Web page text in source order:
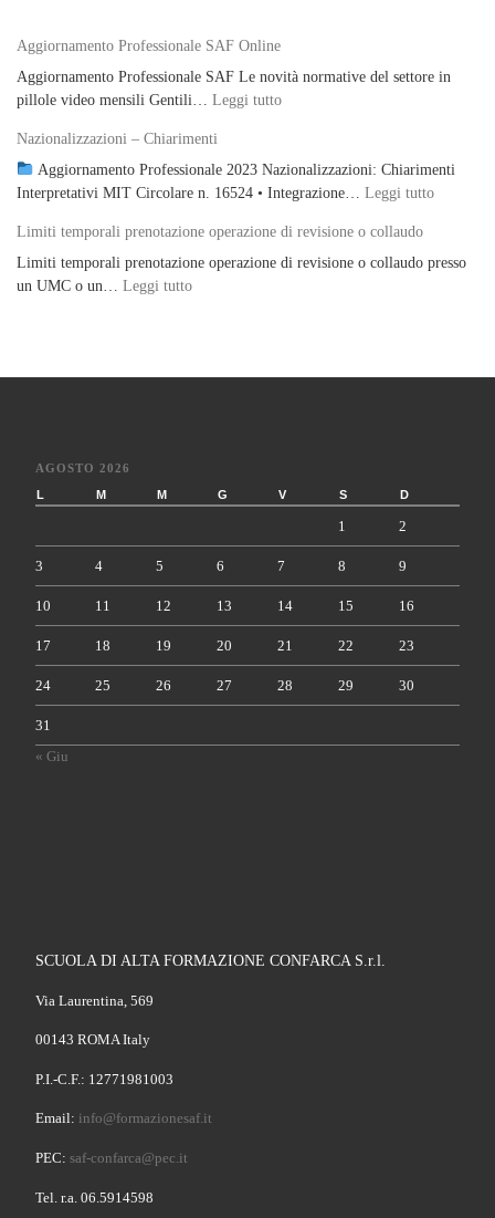
Aggiornamento Professionale SAF Online
Aggiornamento Professionale SAF Le novità normative del settore in
pillole video mensili Gentili… Leggi tutto: Aggiornamento Professionale
Nazionalizzazioni – Chiarimenti
Aggiornamento Professionale 2023 Nazionalizzazioni: Chiarimenti
Interpretativi MIT Circolare n. 16524 • Integrazione… Leggi tutto:
Limiti temporali prenotazione operazione di revisione o collaudo
Limiti temporali prenotazione operazione di revisione o collaudo presso
un UMC o un… Leggi tutto: Limiti temporali prenotazione operazione di
AGOSTO 2026
L
M M G V S D
1 2
3 4 5 6 7 8 9
10 11 12 13 14 15 16
17 18 19 20 21 22 23
24 25 26 27 28 29 30
31
« Giu
SCUOLA DI ALTA FORMAZIONE CONFARCA S.r.l.
Via Laurentina, 569
00143 ROMA Italy
P.I.-C.F.: 12771981003
Email: info@formazionesaf.it
PEC: saf-confarca@pec.it
Tel. r.a. 06.5914598